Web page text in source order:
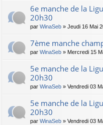
6e manche de la
20h30
par WinaSeb » Jeudi 16 Mai
7ème manche
par WinaSeb » Mercredi 15
5e manche de la
20h30
par WinaSeb » Vendredi 03
5e manche de la
20h30
par WinaSeb » Vendredi 03